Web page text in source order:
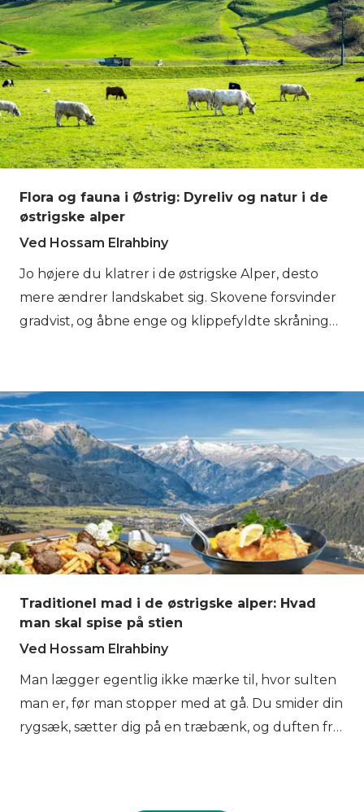
De er steder, hvor samfund har opbygget
traditioner gennem århundreder af at leve i et
bjergmiljø. De ruter, du følger, mens du vandrer i
Østrig, går ofte gennem dale og landsbyer, hvor
dagligliv, lokale skikke og sæsonrytmer stadig er
tæt forbundet med landskabet omkring dem.
Flora og fauna i Østrig: Dyreliv og natur i de
østrigske alper
Ved Hossam Elrahbiny
Jo højere du klatrer i de østrigske Alper, desto
mere ændrer landskabet sig. Skovene forsvinder
gradvist, og åbne enge og klippefyldte skråninger
De østrigske Alper er hjem for planter og dyr, der
har tilpasset sig det stejle terræn og de lange
vintre. Fra dyreliv, der bevæger sig over høje
klipper, til blomster, der blomstrer i den korte
sommer, følger naturen her sin egen rytme. Hvis
du vil opleve denne forandring fra dalens skove til
alpeterræn selv, giver Hytte-til-Hytte Vandring i
Østrig dig mulighed for at udforske det trin for
Traditionel mad i de østrigske alper: Hvad
man skal spise på stien
Ved Hossam Elrahbiny
Man lægger egentlig ikke mærke til, hvor sulten
man er, før man stopper med at gå. Du smider din
rygsæk, sætter dig på en træbænk, og duften fra